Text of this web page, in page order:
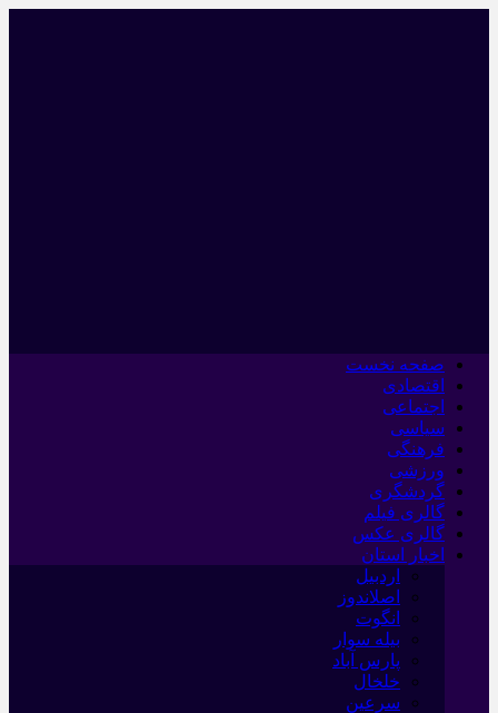
صفحه نخست
اقتصادی
اجتماعی
سیاسی
فرهنگی
ورزشی
گردشگری
گالری فیلم
گالری عکس
اخبار استان
اردبیل
اصلاندوز
انگوت
بیله سوار
پارس آباد
خلخال
سرعین